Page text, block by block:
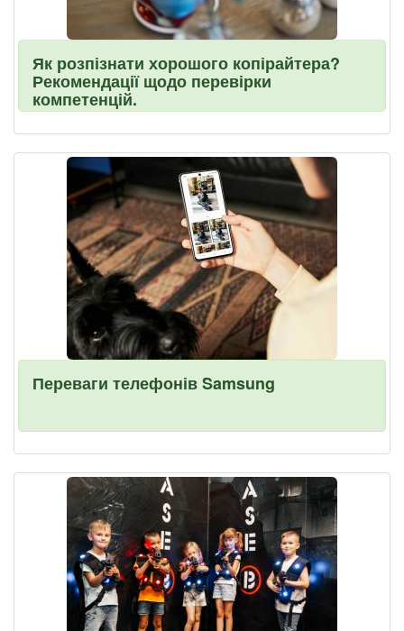
Як розпізнати хорошого копірайтера?
Рекомендації щодо перевірки
компетенцій.
Переваги телефонів Samsung